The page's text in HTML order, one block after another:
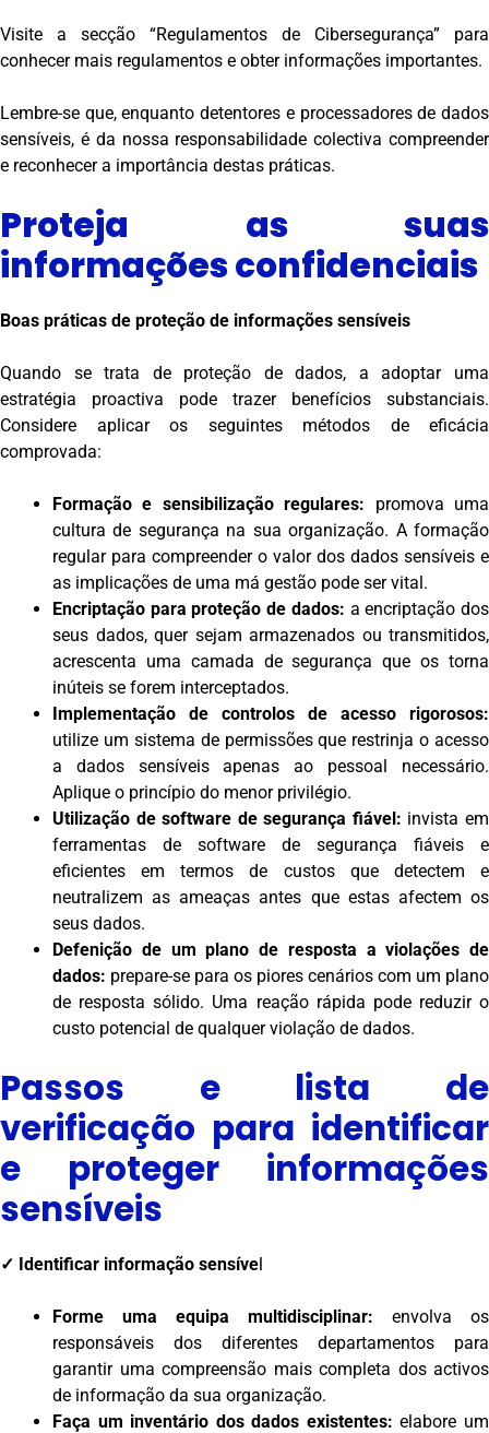
Visite a secção “Regulamentos de Cibersegurança” para
conhecer mais regulamentos e obter informações importantes.
Lembre-se que, enquanto detentores e processadores de dados
sensíveis, é da nossa responsabilidade colectiva compreender
e reconhecer a importância destas práticas.
Proteja as suas
informações confidenciais
Boas práticas de proteção de informações sensíveis
Quando se trata de proteção de dados, a adoptar uma
estratégia proactiva pode trazer benefícios substanciais.
Considere aplicar os seguintes métodos de eficácia
comprovada:
Formação e sensibilização regulares: promova uma
cultura de segurança na sua organização. A formação
regular para compreender o valor dos dados sensíveis e
as implicações de uma má gestão pode ser vital.
Encriptação para proteção de dados: a encriptação dos
seus dados, quer sejam armazenados ou transmitidos,
acrescenta uma camada de segurança que os torna
inúteis se forem interceptados.
Implementação de controlos de acesso rigorosos:
utilize um sistema de permissões que restrinja o acesso
a dados sensíveis apenas ao pessoal necessário.
Aplique o princípio do menor privilégio.
Utilização de software de segurança fiável: invista em
ferramentas de software de segurança fiáveis e
eficientes em termos de custos que detectem e
neutralizem as ameaças antes que estas afectem os
seus dados.
Defenição de um plano de resposta a violações de
dados: prepare-se para os piores cenários com um plano
de resposta sólido. Uma reação rápida pode reduzir o
custo potencial de qualquer violação de dados.
Passos e lista de
verificação para identificar
e proteger informações
sensíveis
✓ Identificar informação sensível
Forme uma equipa multidisciplinar: envolva os
responsáveis dos diferentes departamentos para
garantir uma compreensão mais completa dos activos
de informação da sua organização.
Faça um inventário dos dados existentes: elabore um